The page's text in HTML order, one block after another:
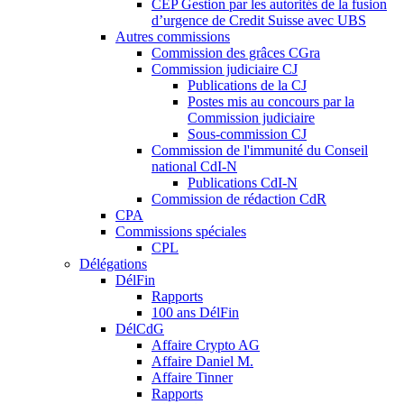
CEP Gestion par les autorités de la fusion
d’urgence de Credit Suisse avec UBS
Autres commissions
Commission des grâces CGra
Commission judiciaire CJ
Publications de la CJ
Postes mis au concours par la
Commission judiciaire
Sous-commission CJ
Commission de l'immunité du Conseil
national CdI-N
Publications CdI-N
Commission de rédaction CdR
CPA
Commissions spéciales
CPL
Délégations
DélFin
Rapports
100 ans DélFin
DélCdG
Affaire Crypto AG
Affaire Daniel M.
Affaire Tinner
Rapports